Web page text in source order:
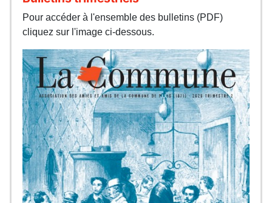
Pour accéder à l'ensemble des bulletins (PDF)
cliquez sur l'image ci-dessous.